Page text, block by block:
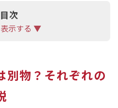
受け取りを強化するための
ができますので、お悩み
律事務所にご相談くださ
目次
示する ▼
別物？それぞれの